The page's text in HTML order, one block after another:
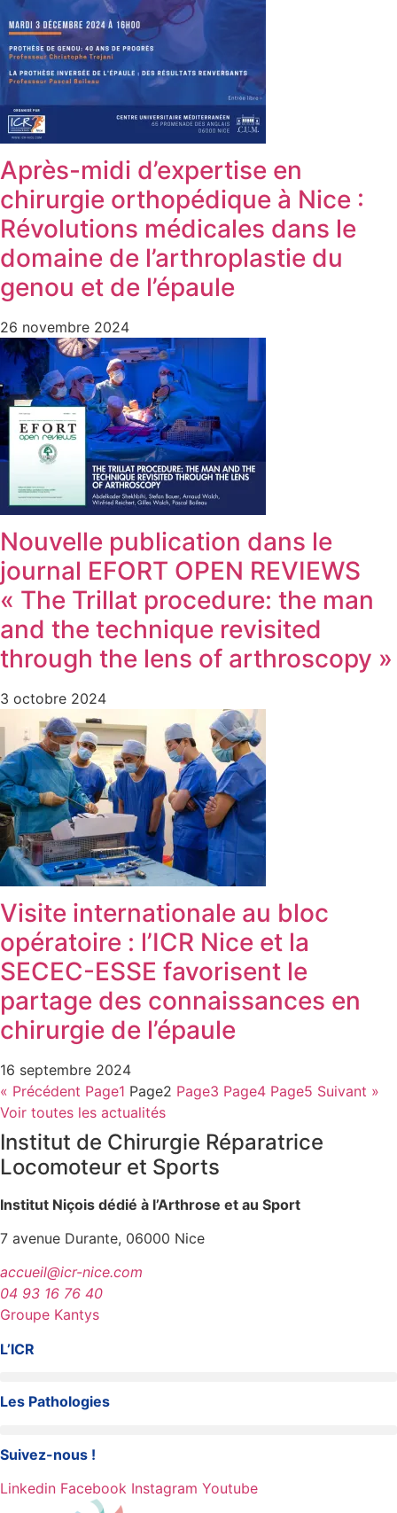
Après-midi d’expertise en
chirurgie orthopédique à Nice :
Révolutions médicales dans le
domaine de l’arthroplastie du
genou et de l’épaule
26 novembre 2024
Nouvelle publication dans le
journal EFORT OPEN REVIEWS
« The Trillat procedure: the man
and the technique revisited
through the lens of arthroscopy »
3 octobre 2024
Visite internationale au bloc
opératoire : l’ICR Nice et la
SECEC-ESSE favorisent le
partage des connaissances en
chirurgie de l’épaule
16 septembre 2024
« Précédent Page1 Page2 Page3 Page4 Page5 Suivant »
Voir toutes les actualités
Institut de Chirurgie Réparatrice
Locomoteur et Sports
Institut Niçois dédié à l’Arthrose et au Sport
7 avenue Durante, 06000 Nice
accueil@icr-nice.com
04 93 16 76 40
Groupe Kantys
L’ICR
Les Pathologies
Suivez-nous !
Linkedin Facebook Instagram Youtube